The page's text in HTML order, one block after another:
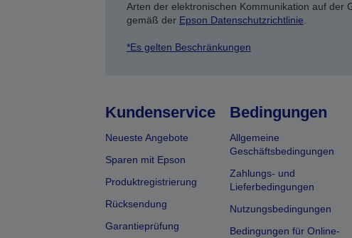
Arten der elektronischen Kommunikation auf der
gemäß der Epson Datenschutzrichtlinie.
*Es gelten Beschränkungen
Kundenservice
Neueste Angebote
Sparen mit Epson
Produktregistrierung
Rücksendung
Garantieprüfung
Bedingungen
Allgemeine
Geschäftsbedingungen
Zahlungs- und
Lieferbedingungen
Nutzungsbedingungen
Bedingungen für Online-